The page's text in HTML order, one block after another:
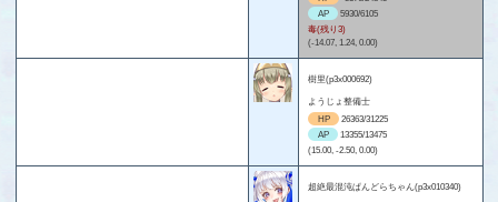
AP
5930/6105
毒(残り3)
(-14.07, 1.24, 0.00)
樹里(p3x000692)
ようじょ整備士
HP
26363/31225
AP
13355/13475
(15.00, -2.50, 0.00)
超絶最混沌ぱんどらちゃん(p3x010340)